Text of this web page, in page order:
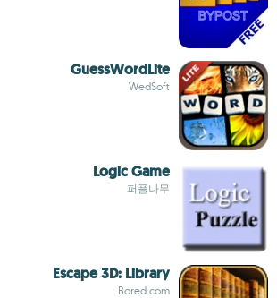
GuessWordLite
WedSoft
Logic Game
퍼플나무
Escape 3D: Library
Bored com